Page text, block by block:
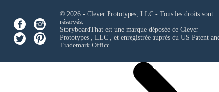
© 2026 - Clever Prototypes, LLC - Tous les droits sont
réservés.
StoryboardThat est une marque déposée de Clever
Prototypes , LLC, et enregistrée auprès du US Patent
Trademark Office